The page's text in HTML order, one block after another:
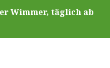
Wimmer, täglich ab